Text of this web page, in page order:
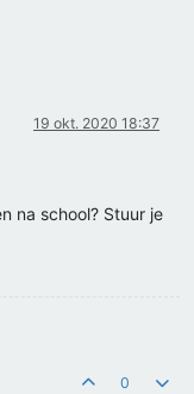
19 okt. 2020 18:37
na school? Stuur je
0